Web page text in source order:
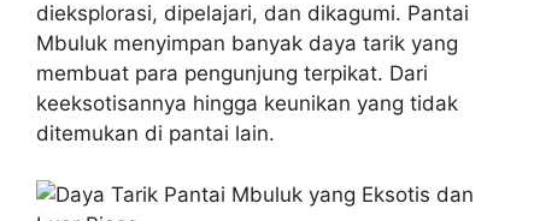
dieksplorasi, dipelajari, dan dikagumi. Pantai
Mbuluk menyimpan banyak daya tarik yang
membuat para pengunjung terpikat. Dari
keeksotisannya hingga keunikan yang tidak
ditemukan di pantai lain.